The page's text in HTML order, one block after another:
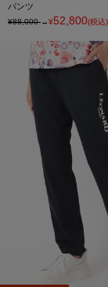
パンツ
¥88,000→¥52,800(税込)